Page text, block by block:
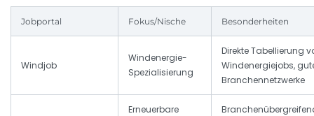
Jobportal Fokus/Nische Besonderheiten
Windjob
Windenergie-
Spezialisierung
Direkte Tabellierung
Windenergiejobs,
Branchennetzwerke
Erneuerbare